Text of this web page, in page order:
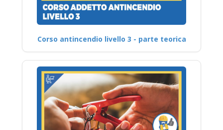
Corso antincendio livello 3 - parte teorica